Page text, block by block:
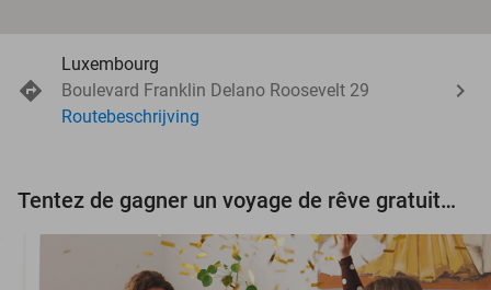
Luxembourg
Boulevard Franklin Delano Roosevelt 29
Routebeschrijving
Tentez de gagner un voyage de rêve gratuit d'une valeur de 3.000 € !